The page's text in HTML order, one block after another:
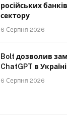
російських
сектору
6 Серпня 2026
Bolt дозволив
ChatGPT в Україні
6 Серпня 2026